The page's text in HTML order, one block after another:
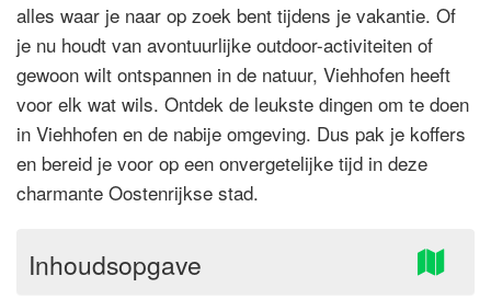
alles waar je naar op zoek bent tijdens je vakantie. Of
je nu houdt van avontuurlijke outdoor-activiteiten of
gewoon wilt ontspannen in de natuur, Viehhofen heeft
voor elk wat wils. Ontdek de leukste dingen om te doen
in Viehhofen en de nabije omgeving. Dus pak je koffers
en bereid je voor op een onvergetelijke tijd in deze
charmante Oostenrijkse stad.
Inhoudsopgave